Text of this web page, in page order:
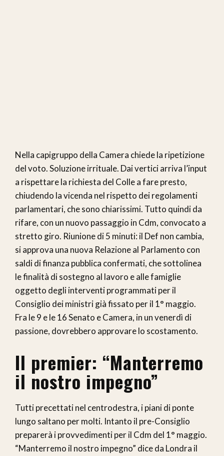
Nella capigruppo della Camera chiede la ripetizione
del voto. Soluzione irrituale. Dai vertici arriva l’input
a rispettare la richiesta del Colle a fare presto,
chiudendo la vicenda nel rispetto dei regolamenti
parlamentari, che sono chiarissimi. Tutto quindi da
rifare, con un nuovo passaggio in Cdm, convocato a
stretto giro. Riunione di 5 minuti: il Def non cambia,
si approva una nuova Relazione al Parlamento con
saldi di finanza pubblica confermati, che sottolinea
le finalità di sostegno al lavoro e alle famiglie
oggetto degli interventi programmati per il
Consiglio dei ministri già fissato per il 1° maggio.
Fra le 9 e le 16 Senato e Camera, in un venerdì di
passione, dovrebbero approvare lo scostamento.
Il premier: “Manterremo
il nostro impegno”
Tutti precettati nel centrodestra, i piani di ponte
lungo saltano per molti. Intanto il pre-Consiglio
preparerà i provvedimenti per il Cdm del 1° maggio.
“Manterremo il nostro impegno” dice da Londra il